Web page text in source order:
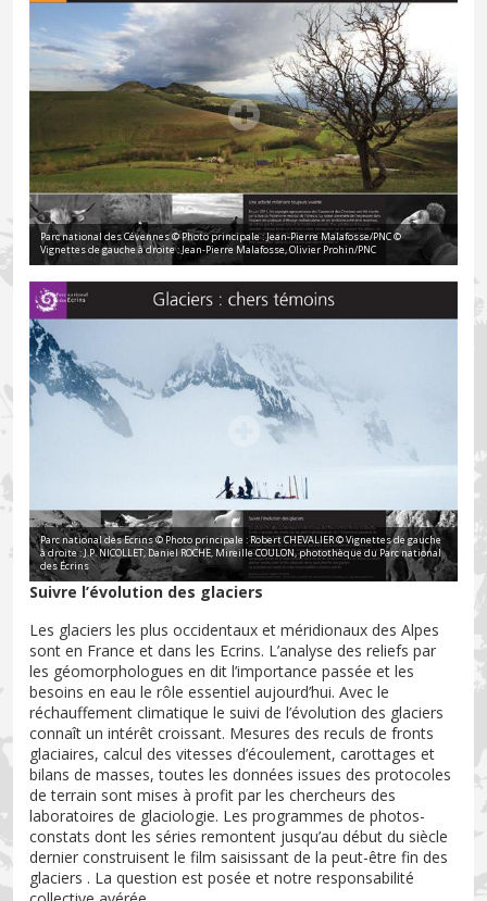
Parc national des Cévennes © Photo principale : Jean-Pierre Malafosse/PNC ©
Vignettes de gauche à droite : Jean-Pierre Malafosse, Olivier Prohin/PNC
Parc national des Ecrins © Photo principale : Robert CHEVALIER © Vignettes de gauche
à droite : J.P. NICOLLET, Daniel ROCHE, Mireille COULON, photothèque du Parc national
des Écrins
Suivre l’évolution des glaciers
Les glaciers les plus occidentaux et méridionaux des Alpes
sont en France et dans les Ecrins. L’analyse des reliefs par
les géomorphologues en dit l’importance passée et les
besoins en eau le rôle essentiel aujourd’hui. Avec le
réchauffement climatique le suivi de l’évolution des glaciers
connaît un intérêt croissant. Mesures des reculs de fronts
glaciaires, calcul des vitesses d’écoulement, carottages et
bilans de masses, toutes les données issues des protocoles
de terrain sont mises à profit par les chercheurs des
laboratoires de glaciologie. Les programmes de photos-
constats dont les séries remontent jusqu’au début du siècle
dernier construisent le film saisissant de la peut-être fin des
glaciers . La question est posée et notre responsabilité